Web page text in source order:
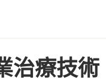
治療技